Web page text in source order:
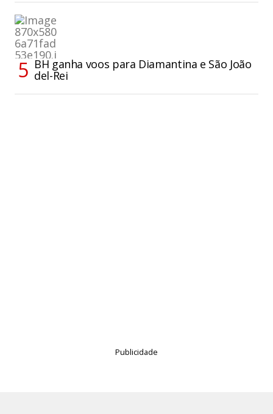
BH ganha voos para Diamantina e São João
del-Rei
Publicidade